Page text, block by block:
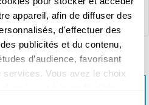
appareil, afin de diffuser des
d'effectuer des
publicités et du contenu,
d’audience, favorisant
services. Vous avez le choix
+ films